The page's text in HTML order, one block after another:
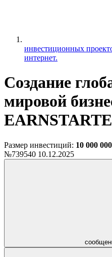
инвестиционных
интернет.
Создание
мировой
Размер инвестиций: 10 000
№739540 10.12.2025